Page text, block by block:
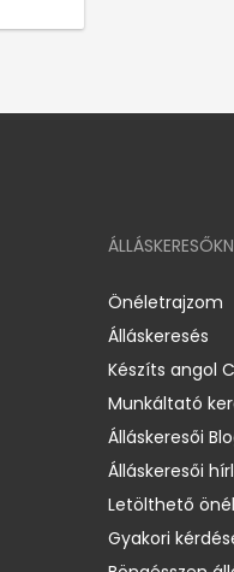
Önéletrajzom
Álláskeresés
Készíts angol
Munkáltató
Álláskeresői
Álláskeresői
Letölthető
Gyakori